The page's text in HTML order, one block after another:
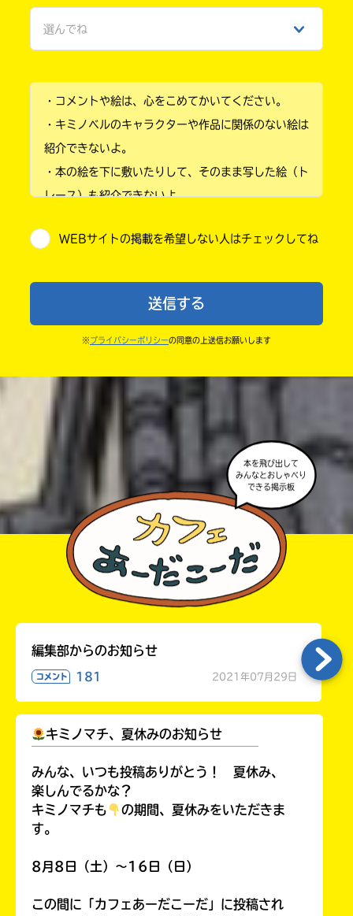
ひみつ
選んでね
小学2年
小学4年
小学6年
中学1年
・コメントや絵は、心をこめてかいてください。
・キミノベルのキャラクターや作品に関係のない絵は
紹介できないよ。
・本の絵を下に敷いたりして、そのまま写した絵（ト
レース）も紹介できないよ。
・送ってからすぐには紹介されないので、待ってて
ならないよう気をつけてね。
・キャンペーン開催中は、投稿した後の画面にバナー
・ポプラ社の宣伝物で紹介させてもらうことがある
・かき終えたら、人を傷つけていたり、個人情報をか
きこんでいたり、字がまちがっていたりしないか、読
みなおしてみてね。
WEBサイトの掲載を希望しない人はチェックしてね
送信する
※ プライバシーポリシーの同意の上送信お願いします
本を飛び出して
みんなとおしゃべり
できる掲示板
編集部からのお知らせ
コメント 181 2021年07月29日
キミノマチ、夏休みのお知らせ
みんな、いつも投稿ありがとう！ 夏休み、
楽しんでるかな？
キミノマチも
の期間、夏休みをいただきま
す。
8月8日（土）～16日（日）
この間に「カフェあーだこーだ」に投稿され